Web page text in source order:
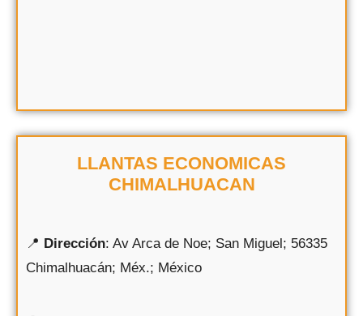
LLANTAS ECONOMICAS
CHIMALHUACAN
📍 Dirección: Av Arca de Noe; San Miguel; 56335
Chimalhuacán; Méx.; México